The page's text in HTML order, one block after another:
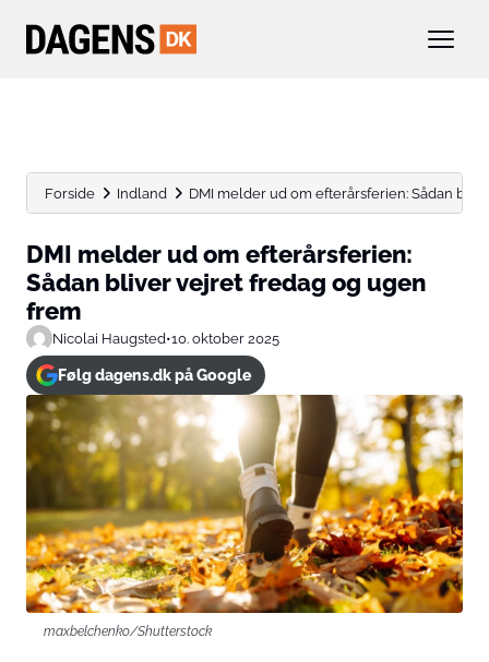
Forside Indland DMI melder ud om efterårsferien: Sådan
DMI melder ud om efterårsferien:
Sådan bliver vejret fredag og ugen
frem
Nicolai Haugsted•10. oktober 2025
Følg dagens.dk på Google
maxbelchenko/Shutterstock